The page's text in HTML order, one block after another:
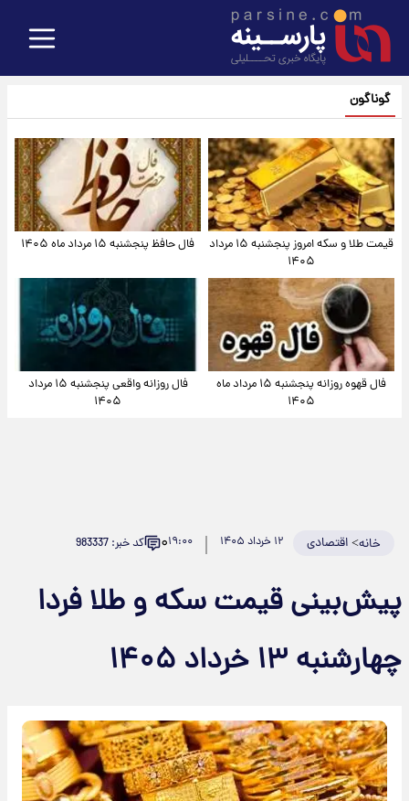
گوناگون
قیمت طلا و سکه امروز پنجشنبه ۱۵ مرداد
۱۴۰۵
فال حافظ پنجشنبه ۱۵ مرداد ماه ۱۴۰۵
فال قهوه روزانه پنجشنبه ۱۵ مرداد ماه
۱۴۰۵
فال روزانه واقعی پنجشنبه ۱۵ مرداد
۱۴۰۵
خانه>اقتصادی ۱۲ خرداد ۱۴۰۵ ۱۹:۰۰۰ کد خبر: 983337
پیش‌بینی قیمت سکه و طلا فردا
چهارشنبه ۱۳ خرداد ۱۴۰۵